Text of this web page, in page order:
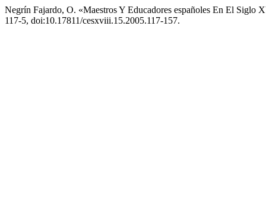
Negrín Fajardo, O. «Maestros Y Educadores españoles En El Siglo
117-5, doi:10.17811/cesxviii.15.2005.117-157.